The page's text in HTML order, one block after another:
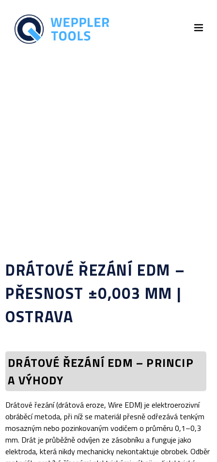
DRÁTOVÉ ŘEZÁNÍ EDM –
PŘESNOST ±0,003 MM |
OSTRAVA
DRÁTOVÉ ŘEZÁNÍ EDM – PRINCIP
A VÝHODY
Drátové řezání (drátová eroze, Wire EDM) je elektroerozivní
obráběcí metoda, při níž se materiál přesně odřezává tenkým
mosazným nebo pozinkovaným vodičem o průměru 0,1–0,3
mm. Drát je průběžně odvíjen ze zásobníku a funguje jako
elektroda, která nikdy mechanicky nekontaktuje obrobek. Odběr